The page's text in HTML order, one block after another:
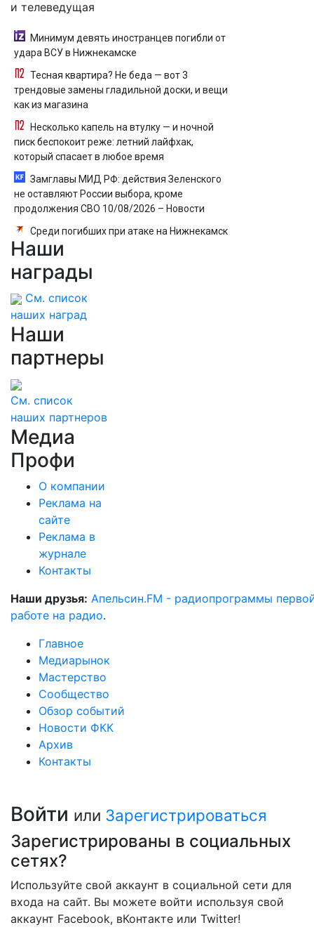
и телеведущая
Минимум девять иностранцев погибли от
удара ВСУ в Нижнекамске
Тесная квартира? Не беда — вот 3
трендовые замены гладильной доски, и вещи
как из магазина
Несколько капель на втулку — и ночной
писк беспокоит реже: летний лайфхак,
который спасает в любое время
Замглавы МИД РФ: действия Зеленского
не оставляют России выбора, кроме
продолжения СВО 10/08/2026 – Новости
Среди погибших при атаке на Нижнекамск
есть граждане Узбекистана и Таджикистана
Наши
награды
См. список
наших наград
Наши
партнеры
См. список
наших партнеров
Медиа
Профи
О компании
Реклама на
сайте
Реклама в
журнале
Контакты
Наши друзья: Апельсин.FM - радиопрограммы
работе на радио.
Главное
Медиарынок
Мастерство
Сообщество
Обзор событий
Новости ФКК
Архив
Контакты
Войти или Зарегистрироваться
Зарегистрированы в социальных
сетях?
Используйте свой аккаунт в социальной сети для
входа на сайт. Вы можете войти используя свой
аккаунт Facebook, вКонтакте или Twitter!